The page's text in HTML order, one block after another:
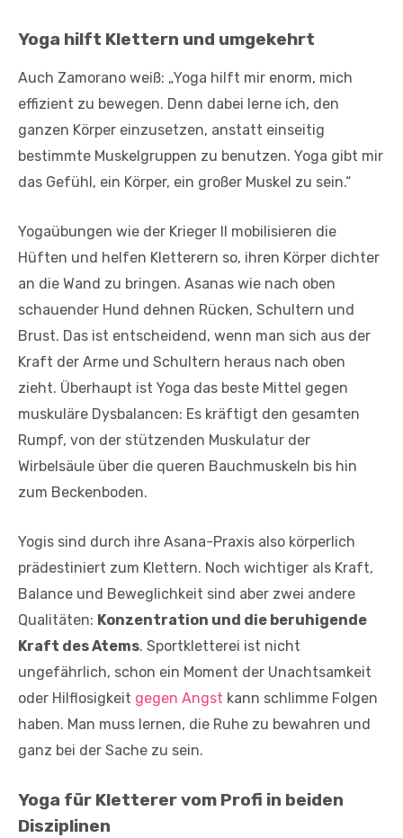
Yoga hilft Klettern und umgekehrt
Auch Zamorano weiß: „Yoga hilft mir enorm, mich
effizient zu bewegen. Denn dabei lerne ich, den
ganzen Körper einzusetzen, anstatt einseitig
bestimmte Muskelgruppen zu benutzen. Yoga gibt mir
das Gefühl, ein Körper, ein großer Muskel zu sein.“
Yogaübungen wie der Krieger II mobilisieren die
Hüften und helfen Kletterern so, ihren Körper dichter
an die Wand zu bringen. Asanas wie nach oben
schauender Hund dehnen Rücken, Schultern und
Brust. Das ist entscheidend, wenn man sich aus der
Kraft der Arme und Schultern heraus nach oben
zieht. Überhaupt ist Yoga das beste Mittel gegen
muskuläre Dysbalancen: Es kräftigt den gesamten
Rumpf, von der stützenden Muskulatur der
Wirbelsäule über die queren Bauchmuskeln bis hin
zum Beckenboden.
Yogis sind durch ihre Asana-Praxis also körperlich
prädestiniert zum Klettern. Noch wichtiger als Kraft,
Balance und Beweglichkeit sind aber zwei andere
Qualitäten: Konzentration und die beruhigende
Kraft des Atems. Sportkletterei ist nicht
ungefährlich, schon ein Moment der Unachtsamkeit
oder Hilflosigkeit gegen Angst kann schlimme Folgen
haben. Man muss lernen, die Ruhe zu bewahren und
ganz bei der Sache zu sein.
Yoga für Kletterer vom Profi in beiden
Disziplinen